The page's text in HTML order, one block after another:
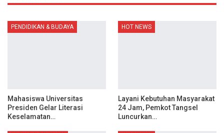
PENDIDIKAN & BUDAYA
Mahasiswa Universitas
Presiden Gelar Literasi
Keselamatan…
HOT NEWS
Layani Kebutuhan Masyarakat
24 Jam, Pemkot Tangsel
Luncurkan…